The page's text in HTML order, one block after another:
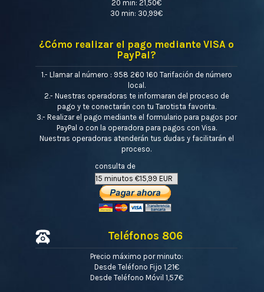
20 min: 21,50€
30 min: 30,99€
¿Cómo realizar el pago mediante VISA o
PayPal?
1.- Llamar al número : 958 260 160 Tarifación de número
local.
2.- Nuestras operadoras te informaran del proceso de
pago y te conectarán con tu Tarotista favorita.
3.- Realizar el pago mediante el formulario para pagos por
PayPal o con la operadora para pagos con Visa.
Nuestras operadoras atenderán tus dudas y facilitarán el
proceso.
consulta de
Teléfonos 806
Precio máximo por minuto:
Desde Teléfono Fijo 1,21€
Desde Teléfono Móvil 1,57€